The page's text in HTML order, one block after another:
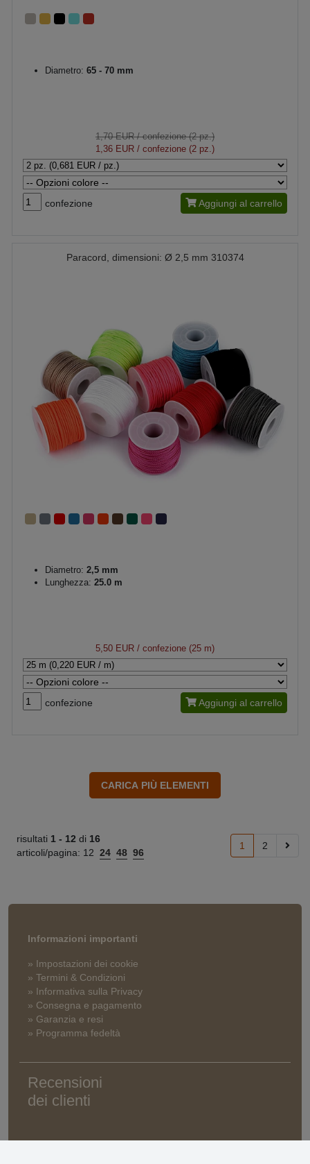
Diametro: 65 - 70 mm
1,70 EUR/ confezione (2 pz.)
1,36 EUR / confezione (2 pz.)
confezione Aggiungi al carrello
Paracord, dimensioni: Ø 2,5 mm 310374
Diametro: 2,5 mm
Lunghezza: 25.0 m
5,50 EUR / confezione (25 m)
confezione Aggiungi al carrello
risultati 1 - 12 di 16
articoli/pagina: 12 24 48 96
1 2
Informazioni importanti
» Impostazioni dei cookie
» Termini & Condizioni
» Informativa sulla Privacy
» Consegna e pagamento
» Garanzia e resi
» Programma fedeltà
Recensioni
dei clienti